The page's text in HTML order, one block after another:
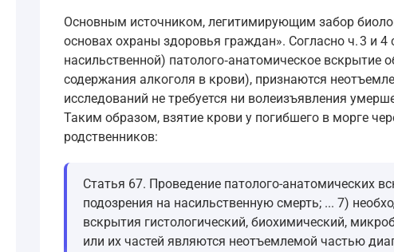
Основным источником, легитимирующим забор
основах охраны здоровья граждан». Согласно ч. 3 и
насильственной) патолого‑анатомическое
содержания алкоголя в крови), признаются
исследований не требуется ни волеизъявления
Таким образом, взятие крови у погибшего в морге
родственников:
Статья 67. Проведение патолого-анатомических
подозрения на насильственную смерть; ... 7)
вскрытия гистологический, биохимический,
или их частей являются неотъемлемой частью